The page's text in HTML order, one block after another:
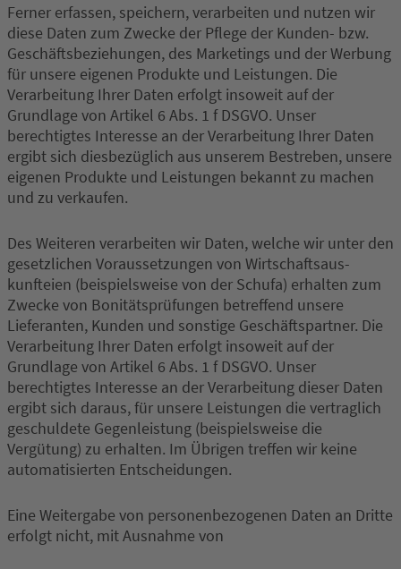
Ferner erfassen, speichern, verarbeiten und nutzen wir
diese Daten zum Zwecke der Pflege der Kunden- bzw.
Geschäftsbeziehungen, des Marketings und der Werbung
für unsere eigenen Produkte und Leistungen. Die
Verarbeitung Ihrer Daten erfolgt insoweit auf der
Grundlage von Artikel 6 Abs. 1 f DSGVO. Unser
berechtigtes Interesse an der Verarbeitung Ihrer Daten
ergibt sich diesbezüglich aus unserem Bestreben, unsere
eigenen Produkte und Leistungen bekannt zu machen
und zu verkaufen.
Des Weiteren verarbeiten wir Daten, welche wir unter den
gesetzlichen Voraussetzungen von Wirtschaftsaus-
kunfteien (beispielsweise von der Schufa) erhalten zum
Zwecke von Bonitätsprüfungen betreffend unsere
Lieferanten, Kunden und sonstige Geschäftspartner. Die
Verarbeitung Ihrer Daten erfolgt insoweit auf der
Grundlage von Artikel 6 Abs. 1 f DSGVO. Unser
berechtigtes Interesse an der Verarbeitung dieser Daten
ergibt sich daraus, für unsere Leistungen die vertraglich
geschuldete Gegenleistung (beispielsweise die
Vergütung) zu erhalten. Im Übrigen treffen wir keine
automatisierten Entscheidungen.
Eine Weitergabe von personenbezogenen Daten an Dritte
erfolgt nicht, mit Ausnahme von